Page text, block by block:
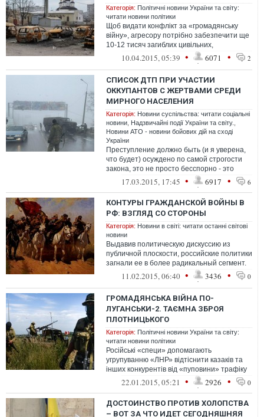
Категорія: Політичні новини України та світу:
читати новини політики
Щоб видати конфлікт за «громадянську
війну», агресору потрібно забезпечити ще
10-12 тисяч загиблих цивільних,
приховуючи при цьому втрати ...
10.04.2015, 05:39 • 6071 • 2
СПИСОК ДТП ПРИ УЧАСТИИ
ОККУПАНТОВ С ЖЕРТВАМИ СРЕДИ
МИРНОГО НАСЕЛЕНИЯ
Категорія: Новини суспільства: читати соціальні
новини Надзвичайні події України та світу.
Новини АТО - новини бойових дій на сході
України
Преступление должно быть (и я уверена,
что будет) осуждено по самой строгости
закона, это не просто бесспорно - это
железно. Виновные (если вина будет...
17.03.2015, 17:45 • 6917 • 6
КОНТУРЫ ГРАЖДАНСКОЙ ВОЙНЫ В
РФ: ВЗГЛЯД СО СТОРОНЫ
Категорія: Новини в світі: читати останні світові
новини
Выдавив политическую дискуссию из
публичной плоскости, российские политики
загнали ее в более радикальный сегмент.
И в ответ на лозунги можно получить...
11.02.2015, 06:40 • 3436 • 0
ГРОМАДЯНСЬКА ВІЙНА ПО-
ЛУГАНСЬКИ-2. ТАЄМНА ЗБРОЯ
ПЛОТНИЦЬКОГО
Категорія: Політичні новини України та світу:
читати новини політики
Російські «специ» допомагають
угрупуванню «ЛНР» відтіснити казаків та
інших конкурентів від «пуповини» трафіку
&nd...22.01.2015, 05:21 • 2926 • 0
ДОСТОИНСТВО ПРОТИВ ХОЛОПСТВА
– ВОТ ЗА ЧТО ИДЕТ СЕГОДНЯШНЯЯ